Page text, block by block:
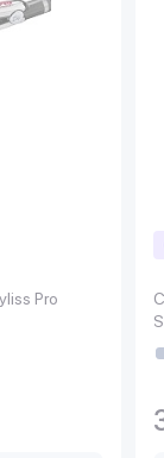
Pro